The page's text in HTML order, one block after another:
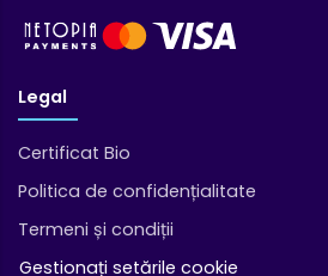
Legal
Certificat Bio
Politica de confidențialitate
Termeni și condiții
Gestionați setările cookie